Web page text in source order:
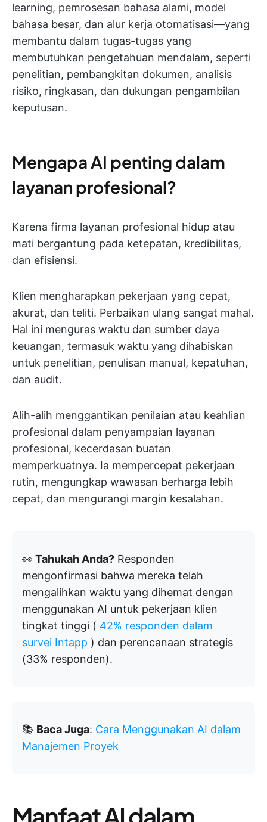
learning, pemrosesan bahasa alami, model
bahasa besar, dan alur kerja otomatisasi—yang
membantu dalam tugas-tugas yang
membutuhkan pengetahuan mendalam, seperti
penelitian, pembangkitan dokumen, analisis
risiko, ringkasan, dan dukungan pengambilan
keputusan.
Mengapa AI penting dalam
layanan profesional?
Karena firma layanan profesional hidup atau
mati bergantung pada ketepatan, kredibilitas,
dan efisiensi.
Klien mengharapkan pekerjaan yang cepat,
akurat, dan teliti. Perbaikan ulang sangat mahal.
Hal ini menguras waktu dan sumber daya
keuangan, termasuk waktu yang dihabiskan
untuk penelitian, penulisan manual, kepatuhan,
dan audit.
Alih-alih menggantikan penilaian atau keahlian
profesional dalam penyampaian layanan
profesional, kecerdasan buatan
memperkuatnya. Ia mempercepat pekerjaan
rutin, mengungkap wawasan berharga lebih
cepat, dan mengurangi margin kesalahan.
👀 Tahukah Anda? Responden
mengonfirmasi bahwa mereka telah
mengalihkan waktu yang dihemat dengan
menggunakan AI untuk pekerjaan klien
tingkat tinggi ( 42% responden dalam
survei Intapp ) dan perencanaan strategis
(33% responden).
📚 Baca Juga: Cara Menggunakan AI dalam
Manajemen Proyek
Manfaat AI dalam